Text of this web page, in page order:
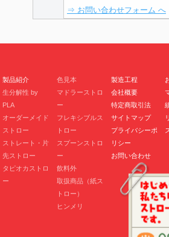
⇒ お問い合わせフォーム へ
製品紹介
生分解性 by
PLA
オーダーメイド
ストロー
ストレート・片
先ストロー
タピオカストロ
ー
色見本
マドラーストロ
ー
フレキシブルス
トロー
スプーンストロ
ー
飲料外
取扱商品（紙ス
トロー）
ヒンメリ
製造工程
会社概要
特定商取引法
サイトマップ
プライバシーポ
リシー
お問い合わせ